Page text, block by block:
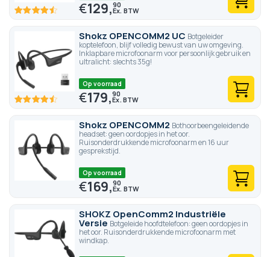
90 100 €129,90
Shokz OPENCOMM2 UC Botgeleider
koptelefoon, blijf volledig bewust van uw omgeving.
Inklapbare microfoonarm voor persoonlijk gebruik en
ultralicht: slechts 35g!
90 100
Op voorraad
€179,90
Shokz OPENCOMM2 Bothoorbeengeleidende
headset: geen oordopjes in het oor.
Ruisonderdrukkende microfoonarm en 16 uur
gesprekstijd.
Op voorraad
€169,90
SHOKZ OpenComm2 Industriële
Versie Botgeleide hoofdtelefoon: geen oordopjes in
het oor. Ruisonderdrukkende microfoonarm met
windkap.